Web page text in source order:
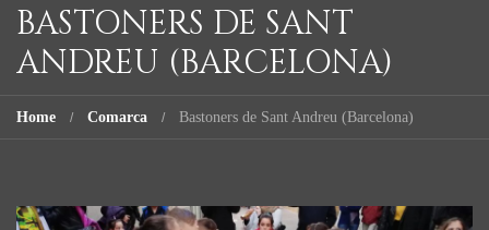
BASTONERS DE SANT
ANDREU (BARCELONA)
Home Comarca Bastoners de Sant Andreu (Barcelona)